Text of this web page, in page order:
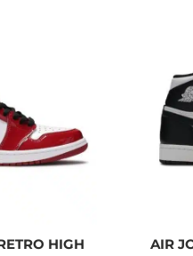
HIGH
AIR